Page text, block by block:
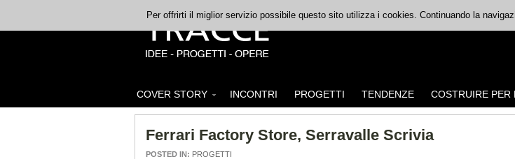
COVER STORY INCONTRI PROGETTI TENDENZE COSTRUIRE PER
Ferrari Factory Store, Serravalle Scrivia
POSTED IN: PROGETTI
Per offrirti il miglior servizio possibile questo sito utilizza i cookies. Continuando la